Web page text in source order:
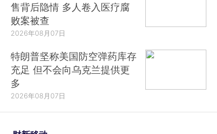
售背后隐情 多人卷入医疗腐
败案被查
2026年08月07日
特朗普坚称美国防空弹药库存
充足 但不会向乌克兰提供更
多
2026年08月07日